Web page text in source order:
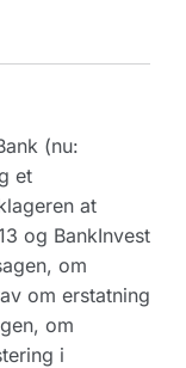
(nu:
et
at
og BankInvest
om
om erstatning
om
i